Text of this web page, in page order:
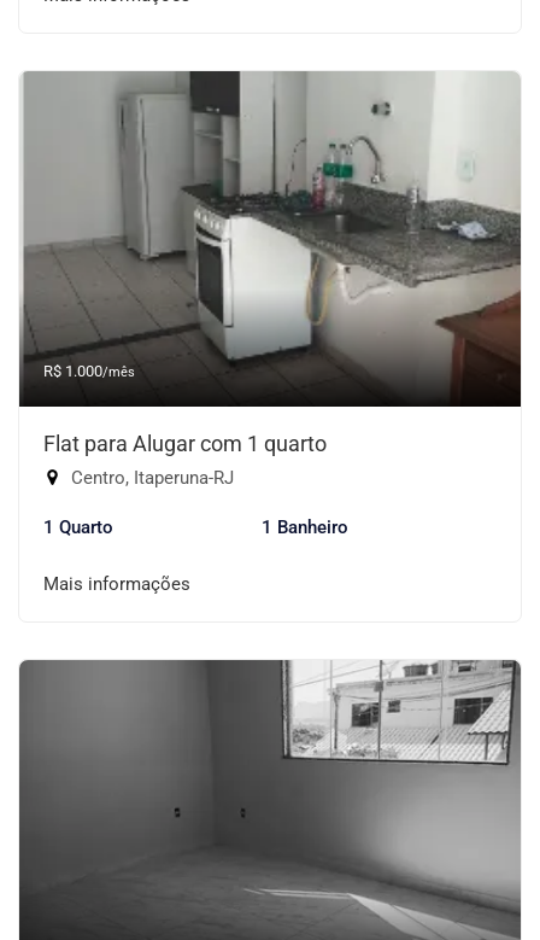
R$ 1.000/mês
Flat para Alugar com 1 quarto
Centro, Itaperuna-RJ
1 Quarto 1 Banheiro
Mais informações